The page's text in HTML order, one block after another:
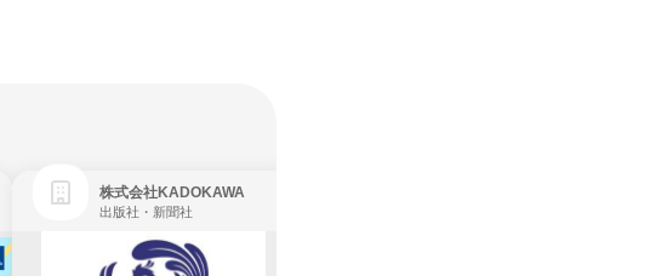
株式会社KADOKAWA
出版社・新聞社